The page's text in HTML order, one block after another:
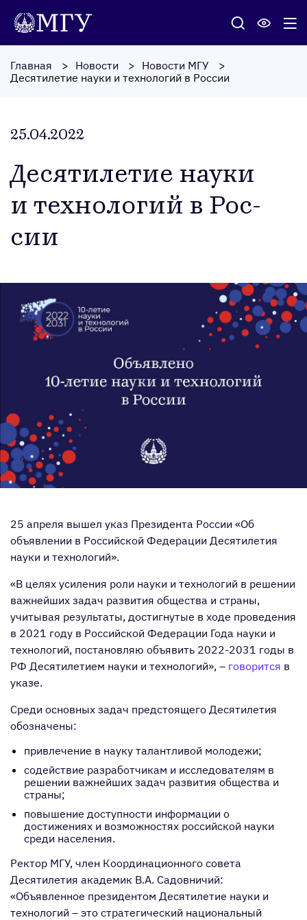
Главная Новости
Новости МГУ
Десятилетие науки и технологий в России
25.04.2022
Де­сяти­летие на­уки
и тех­но­логий в Рос­
сии
25 апреля вышел указ Президента России «Об
объявлении в Российской Федерации Десятилетия
науки и технологий».
«В целях усиления роли науки и технологий в решении
важнейших задач развития общества и страны,
учитывая результаты, достигнутые в ходе проведения
в 2021 году в Российской Федерации Года науки и
технологий, постановляю объявить 2022-2031 годы в
РФ Десятилетием науки и технологий», – говорится в
указе.
Среди основных задач предстоящего Десятилетия
обозначены:
привлечение в науку талантливой молодежи;
содействие разработчикам и исследователям в
решении важнейших задач развития общества и
страны;
повышение доступности информации о
достижениях и возможностях российской науки
среди населения.
Ректор МГУ, член Координационного совета
Десятилетия академик В.А. Садовничий:
«Объявленное президентом Десятилетие науки и
технологий – это стратегический национальный